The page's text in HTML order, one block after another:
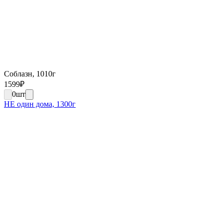
Соблазн, 1010г
1599₽
0шт
НЕ один дома, 1300г